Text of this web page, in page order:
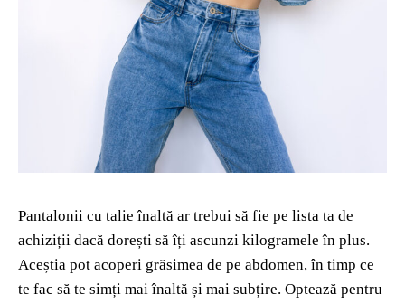
Pantalonii cu talie înaltă ar trebui să fie pe lista ta de
achiziții dacă dorești să îți ascunzi kilogramele în plus.
Aceștia pot acoperi grăsimea de pe abdomen, în timp ce
te fac să te simți mai înaltă și mai subțire. Optează pentru